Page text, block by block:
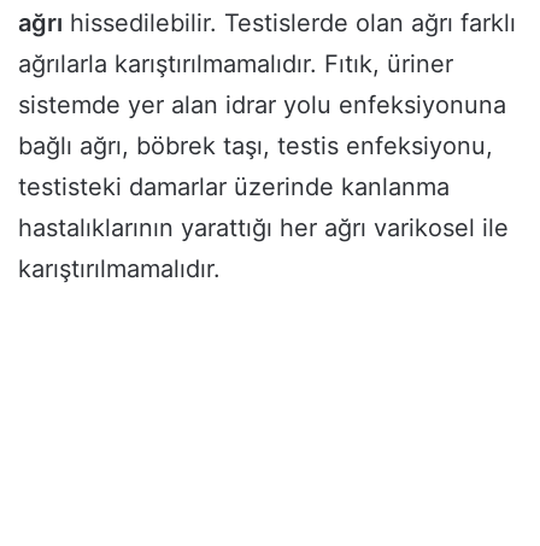
ağrı hissedilebilir. Testislerde olan ağrı farklı
ağrılarla karıştırılmamalıdır. Fıtık, üriner
sistemde yer alan idrar yolu enfeksiyonuna
bağlı ağrı, böbrek taşı, testis enfeksiyonu,
testisteki damarlar üzerinde kanlanma
hastalıklarının yarattığı her ağrı varikosel ile
karıştırılmamalıdır.